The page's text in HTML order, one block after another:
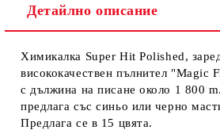
Ние ще се свържем с вас в рамките на
Детайлно описание
Химикалка Super Hit Polished,
висококачествен пълнител "Magic
с дължина на писане около 1 800
предлага със синьо или черно
Предлага се в 15 цвята.